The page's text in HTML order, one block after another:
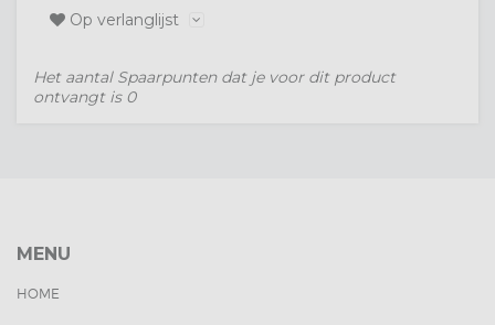
Op verlanglijst
Het aantal Spaarpunten dat je voor dit product
ontvangt is 0
MENU
HOME